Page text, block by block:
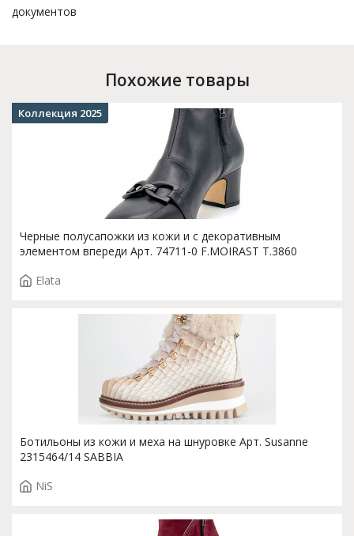
документов
Похожие товары
Черные полусапожки из кожи и с декоративным
элементом впереди Арт. 74711-0 F.MOIRAST T.3860
Elata
Коллекция 2025
Ботильоны из кожи и меха на шнуровке Арт. Susanne
2315464/14 SABBIA
NiS